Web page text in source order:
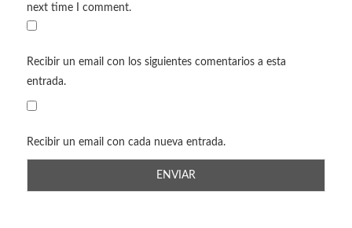
next time I comment.
Recibir un email con los siguientes comentarios a esta
entrada.
Recibir un email con cada nueva entrada.